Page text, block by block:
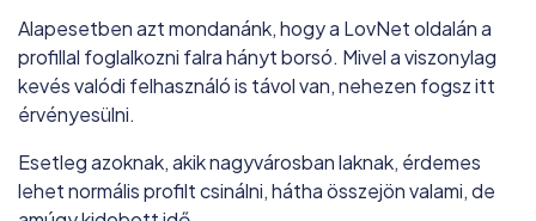
Alapesetben azt mondanánk, hogy a LovNet oldalán a
profillal foglalkozni falra hányt borsó. Mivel a viszonylag
kevés valódi felhasználó is távol van, nehezen fogsz itt
érvényesülni.
Esetleg azoknak, akik nagyvárosban laknak, érdemes
lehet normális profilt csinálni, hátha összejön valami, de